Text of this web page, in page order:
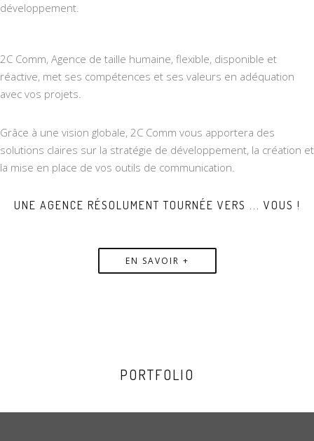
développement.
2C Comm, Agence de taille humaine, flexible, disponible et
réactive, met ses compétences et ses valeurs en adéquation
avec vos projets.
Grâce à une vision globale, 2C Comm vous apportera des
solutions claires sur la stratégie de développement, la création et
la mise en place de vos outils de communication.
UNE AGENCE RÉSOLUMENT TOURNÉE VERS ... VOUS !
EN SAVOIR +
PORTFOLIO